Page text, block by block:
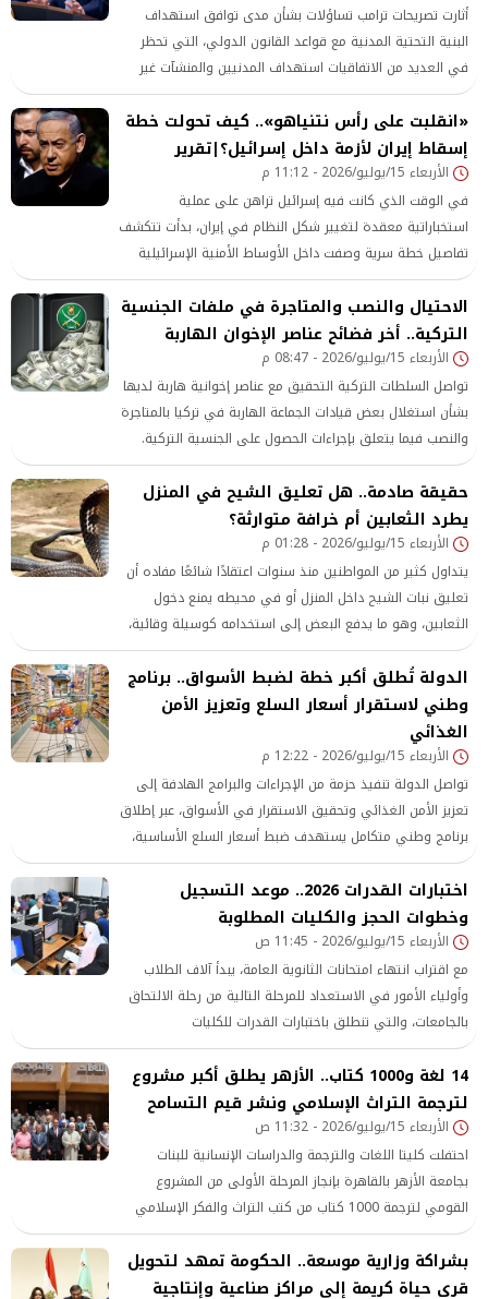
أثارت تصريحات ترامب تساؤلات بشأن مدى توافق استهداف
البنية التحتية المدنية مع قواعد القانون الدولي، التي تحظر
في العديد من الاتفاقيات استهداف المدنيين والمنشآت غير
العسكرية.
«انقلبت على رأس نتنياهو».. كيف تحولت خطة
إسقاط إيران لأزمة داخل إسرائيل؟|تقرير
الأربعاء 15/يوليو/2026 - 11:12 م
في الوقت الذي كانت فيه إسرائيل تراهن على عملية
استخباراتية معقدة لتغيير شكل النظام في إيران، بدأت تتكشف
تفاصيل خطة سرية وصفت داخل الأوساط الأمنية الإسرائيلية
بأنها طموحة إلى حد الصدام مع الواقع، فالمشروع الذي حمل
آمالًا كبيرة لدى بعض دوائر الق
الاحتيال والنصب والمتاجرة في ملفات الجنسية
التركية.. أخر فضائح عناصر الإخوان الهاربة
الأربعاء 15/يوليو/2026 - 08:47 م
تواصل السلطات التركية التحقيق مع عناصر إخوانية هاربة لديها
بشأن استغلال بعض قيادات الجماعة الهاربة في تركيا بالمتاجرة
والنصب فيما يتعلق بإجراءات الحصول على الجنسية التركية.
وفق معلومات مؤكدة مارست قيادات هاربة عمليات احتيال
تستهدف بعض المصريين المقيمين في تركيا، وذلك من خلال
إيهامهم بإمكانية تسهيل
حقيقة صادمة.. هل تعليق الشيح في المنزل
يطرد الثعابين أم خرافة متوارثة؟
الأربعاء 15/يوليو/2026 - 01:28 م
يتداول كثير من المواطنين منذ سنوات اعتقادًا شائعًا مفاده أن
تعليق نبات الشيح داخل المنزل أو في محيطه يمنع دخول
الثعابين، وهو ما يدفع البعض إلى استخدامه كوسيلة وقائية،
خاصة خلال فصل الصيف الذي تزداد فيه حالات ظهور الزواحف
في بعض المناطق السكنية والزراعية.
الدولة تُطلق أكبر خطة لضبط الأسواق.. برنامج
وطني لاستقرار أسعار السلع وتعزيز الأمن
الغذائي
الأربعاء 15/يوليو/2026 - 12:22 م
تواصل الدولة تنفيذ حزمة من الإجراءات والبرامج الهادفة إلى
تعزيز الأمن الغذائي وتحقيق الاستقرار في الأسواق، عبر إطلاق
برنامج وطني متكامل يستهدف ضبط أسعار السلع الأساسية،
وزيادة المعروض منها، وتحسين كفاءة منظومة التوزيع، في
إطار مواجهة التداعيات الاقتصادية العالمية والمحلية التي أثرت
على حركة الأسواق وأسعار المنتجات خلال الفترة الأخيرة.
اختبارات القدرات 2026.. موعد التسجيل
وخطوات الحجز والكليات المطلوبة
الأربعاء 15/يوليو/2026 - 11:45 ص
مع اقتراب انتهاء امتحانات الثانوية العامة، يبدأ آلاف الطلاب
وأولياء الأمور في الاستعداد للمرحلة التالية من رحلة الالتحاق
بالجامعات، والتي تنطلق باختبارات القدرات للكليات
14 لغة و1000 كتاب.. الأزهر يطلق أكبر مشروع
لترجمة التراث الإسلامي ونشر قيم التسامح
الأربعاء 15/يوليو/2026 - 11:32 ص
احتفلت كليتا اللغات والترجمة والدراسات الإنسانية للبنات
بجامعة الأزهر بالقاهرة بإنجاز المرحلة الأولى من المشروع
القومي لترجمة 1000 كتاب من كتب التراث والفكر الإسلامي
إلى أكثر من 14 لغة أجنبية، في خطوة تُعد من أكبر المبادرات
العلمية والثقافية التي تستهدف إيصال رسالة الإسلام السمحة
إلى مختلف شعوب العالم بلغاتهم، وتعزيز الحوار الحضاري
بشراكة وزارية موسعة.. الحكومة تمهد لتحويل
قرى حياة كريمة إلى مراكز صناعية وإنتاجية